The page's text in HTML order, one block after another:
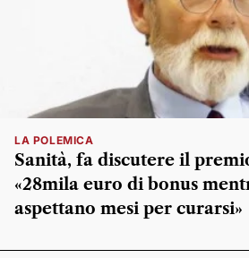
LA POLEMICA
Sanità, fa discutere il
«28mila euro di bonus
aspettano mesi per curarsi»